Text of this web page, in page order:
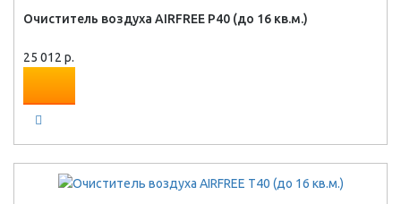
Очиститель воздуха AIRFREE P40 (до 16 кв.м.)
25 012 р.